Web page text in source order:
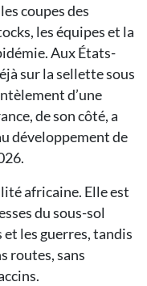
coupes des
les équipes et la
Aux États-
sur la sellette sous
d’une
de son côté, a
développement de
africaine. Elle est
du sous-sol
les guerres, tandis
routes, sans